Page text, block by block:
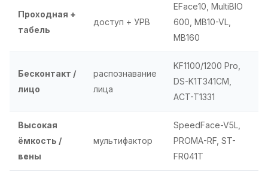
Проходная +
табель
доступ + УРВ
EFace10, MultiBIO
600, MB10-VL,
MB160
Бесконтакт /
лицо
распознавание
лица
KF1100/1200 Pro,
DS-K1T341CM,
ACT-T1331
Высокая
ёмкость /
вены
мультифактор
SpeedFace-V5L,
PROMA-RF, ST-
FR041T